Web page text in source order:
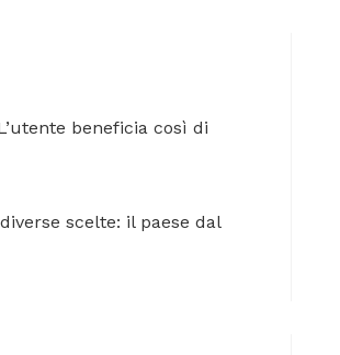
beneficia così di
scelte: il paese dal